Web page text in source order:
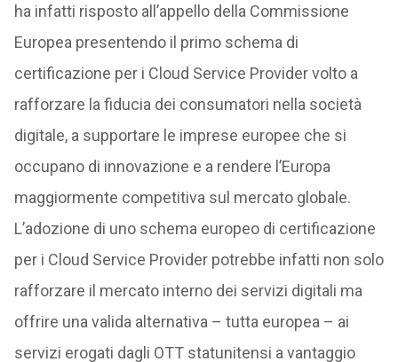
ha infatti risposto all’appello della Commissione
Europea presentendo il primo schema di
certificazione per i Cloud Service Provider volto a
rafforzare la fiducia dei consumatori nella società
digitale, a supportare le imprese europee che si
occupano di innovazione e a rendere l’Europa
maggiormente competitiva sul mercato globale.
L’adozione di uno schema europeo di certificazione
per i Cloud Service Provider potrebbe infatti non solo
rafforzare il mercato interno dei servizi digitali ma
offrire una valida alternativa – tutta europea – ai
servizi erogati dagli OTT statunitensi a vantaggio